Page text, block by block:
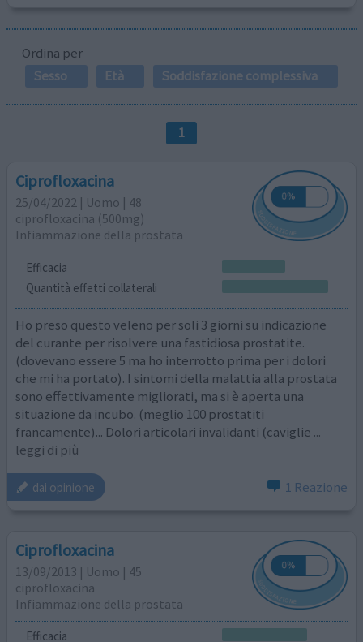
Ordina per
Sesso
Età Soddisfazione complessiva
1
Ciprofloxacina
25/04/2022 | Uomo | 48
ciprofloxacina (500mg)
Infiammazione della prostata
Efficacia
Quantità effetti collaterali
Ho preso questo veleno per soli 3 giorni su indicazione
del curante per risolvere una fastidiosa prostatite.
(dovevano essere 5 ma ho interrotto prima per i dolori
che mi ha portato). I sintomi della malattia alla prostata
sono effettivamente migliorati, ma si è aperta una
situazione da incubo. (meglio 100 prostatiti
francamente)... Dolori articolari invalidanti (caviglie ...
leggi di più
dai opinione 1 Reazione
Ciprofloxacina
13/09/2013 | Uomo | 45
ciprofloxacina
Infiammazione della prostata
Efficacia